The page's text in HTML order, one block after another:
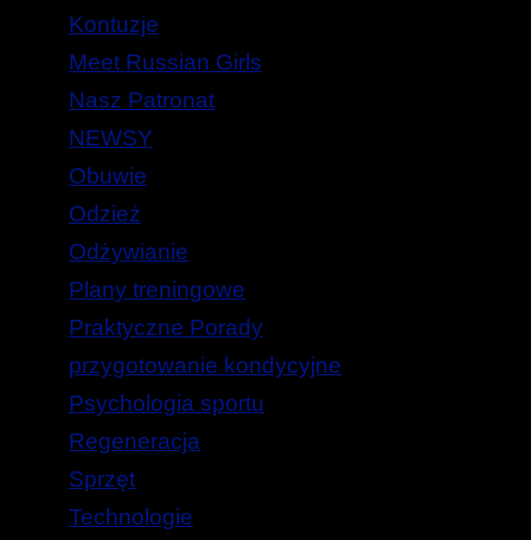
Kontuzje
Meet Russian Girls
Nasz Patronat
NEWSY
Obuwie
Odzież
Odżywianie
Plany treningowe
Praktyczne Porady
przygotowanie kondycyjne
Psychologia sportu
Regeneracja
Sprzęt
Technologie